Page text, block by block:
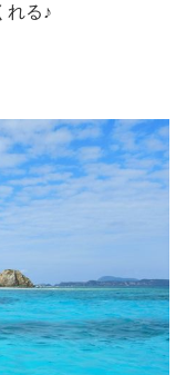
れる♪